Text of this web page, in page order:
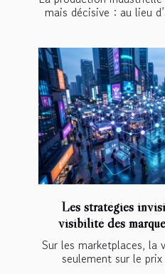
mais décisive : au lieu
Les stratégies
visibilité des
Sur les marketplaces, la
seulement sur le